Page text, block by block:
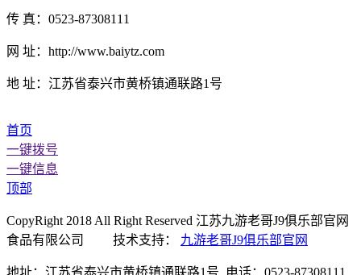
传 真：0523-87308111
网 址：http://www.baiytz.com
地 址：江苏省泰兴市黄桥镇通联路1号
首页
一键拨号
一键信息
顶部
CopyRight 2018 All Right Reserved 江苏九游老哥J9俱乐部官网
食品有限公司 技术支持： 九游老哥J9俱乐部官网
地址：江苏省泰兴市黄桥镇通联路1号 电话：0523-87308111